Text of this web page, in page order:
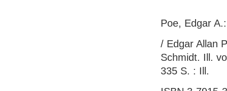
Poe, Edgar
/ Edgar Allan
Schmidt. Ill.
335 S. : Ill.